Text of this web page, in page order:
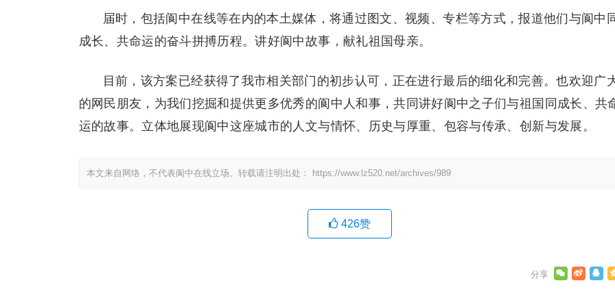
届时，包括阆中在线等在内的本土媒体，将通过图文、视频、专栏等方式，报道他们与阆中
成长、共命运的奋斗拼搏历程。讲好阆中故事，献礼祖国母亲。
目前，该方案已经获得了我市相关部门的初步认可，正在进行最后的细化和完善。也欢迎广
的网民朋友，为我们挖掘和提供更多优秀的阆中人和事，共同讲好阆中之子们与祖国同成长、共
运的故事。立体地展现阆中这座城市的人文与情怀、历史与厚重、包容与传承、创新与发展。
本文来自网络，不代表阆中在线立场。转载请注明出处： https://www.lz520.net/archives/989
426赞